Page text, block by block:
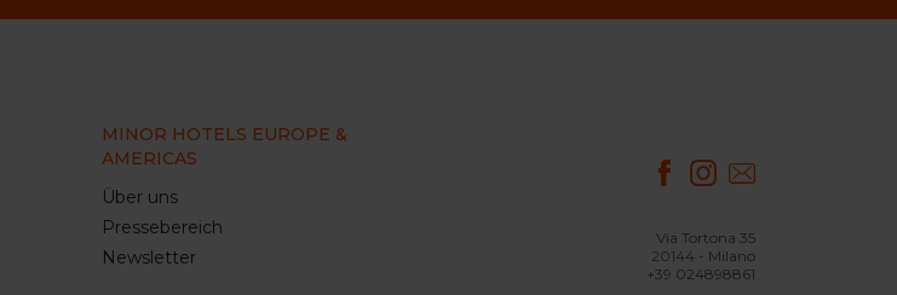
MINOR HOTELS EUROPE &
AMERICAS
Über uns
Pressebereich
Newsletter
Via Tortona 35
20144 - Milano
+39 024898861